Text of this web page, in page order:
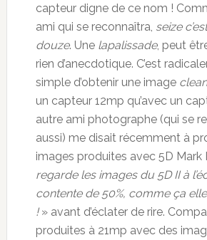
capteur digne de ce nom !
ami qui se reconnaîtra, seize
douze. Une lapalissade, peut
rien d’anecdotique. C’est
simple d’obtenir une image clean
un capteur 12mp qu’avec un
autre ami photographe (qui se
aussi) me disait récemment à
images produites avec 5D Mark
regarde les images du 5D II à
contente de 50%, comme ça
!» avant d’éclater de rire.
produites à 21mp avec des